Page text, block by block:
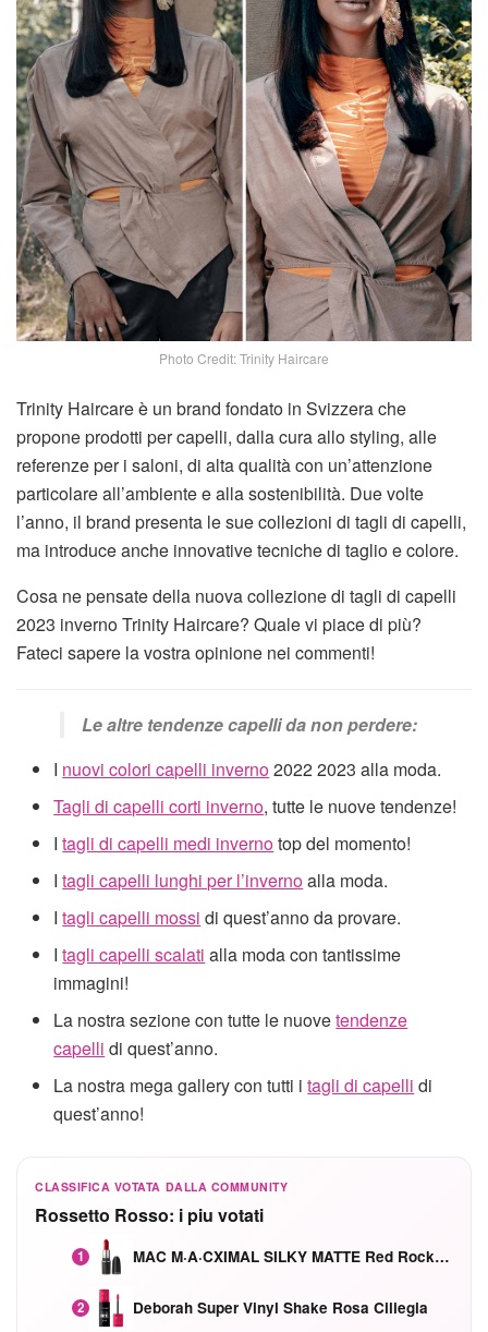
Photo Credit: Trinity Haircare
Trinity Haircare è un brand fondato in Svizzera che
propone prodotti per capelli, dalla cura allo styling, alle
referenze per i saloni, di alta qualità con un’attenzione
particolare all’ambiente e alla sostenibilità. Due volte
l’anno, il brand presenta le sue collezioni di tagli di capelli,
ma introduce anche innovative tecniche di taglio e colore.
Cosa ne pensate della nuova collezione di tagli di capelli
2023 inverno Trinity Haircare? Quale vi piace di più?
Fateci sapere la vostra opinione nei commenti!
Le altre tendenze capelli da non perdere:
I nuovi colori capelli inverno2022 2023 alla moda.
Tagli di capelli corti inverno, tutte le nuove tendenze!
Itagli di capelli medi invernotop del momento!
Itagli capelli lunghi per l’invernoalla moda.
Itagli capelli mossi di quest’anno da provare.
Itagli capelli scalati alla moda con tantissime
immagini!
La nostra sezione con tutte le nuovetendenze
capelli di quest’anno.
La nostra mega gallery con tutti itagli di capelli di
quest’anno!
CLASSIFICA VOTATA DALLA COMMUNITY
Rossetto Rosso: i piu votati
1 MAC M·A·CXIMAL SILKY MATTE Red Rock mat
2 Deborah Super Vinyl Shake Rosa Ciliegia